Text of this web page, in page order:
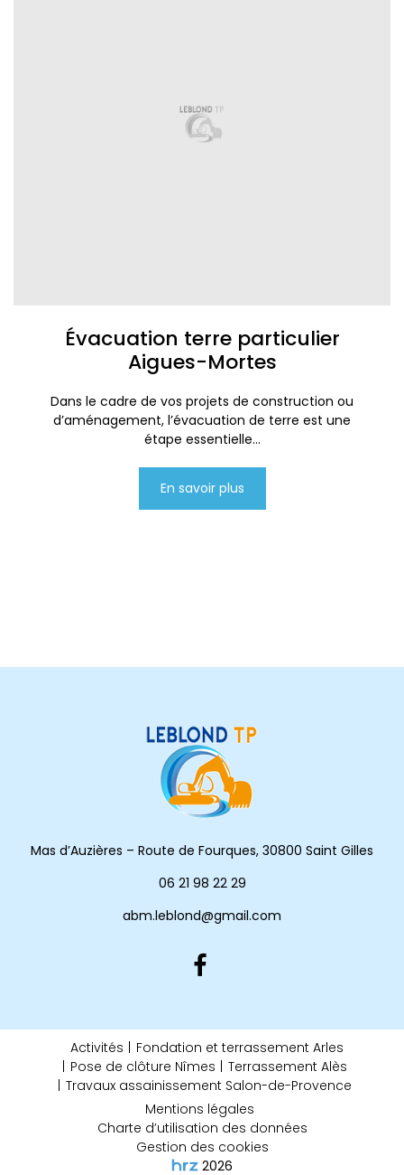
Évacuation terre particulier
Aigues-Mortes
Dans le cadre de vos projets de construction ou
d’aménagement, l’évacuation de terre est une
étape essentielle...
En savoir plus
Mas d’Auzières – Route de Fourques, 30800 Saint Gilles
06 21 98 22 29
abm.leblond@gmail.com
Activités
Fondation et terrassement Arles
Pose de clôture Nîmes
Terrassement Alès
Travaux assainissement Salon-de-Provence
Mentions légales
Charte d’utilisation des données
Gestion des cookies
2026